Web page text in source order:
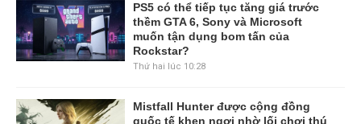
PS5 có thể tiếp tục tăng giá trước
thềm GTA 6, Sony và Microsoft
muốn tận dụng bom tấn của
Rockstar?
Thứ hai lúc 10:28
Mistfall Hunter được cộng đồng
quốc tế khen ngợi nhờ lối chơi thú